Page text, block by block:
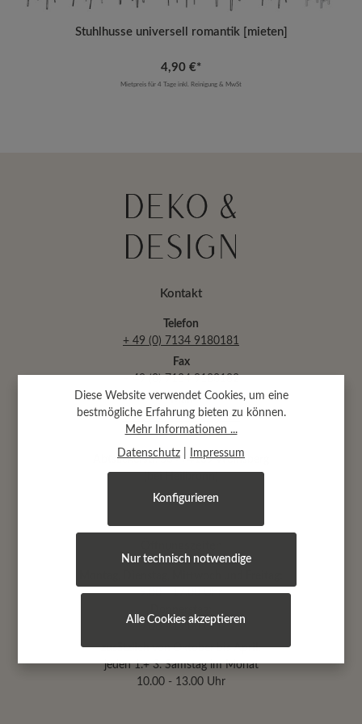
Stuhlhusse universell romantik [mieten]
4,90 €*
Mietpreis für 4 Tage inkl. Reinigung & MwSt
Kontakt
Telefon
+ 49 (0) 7134 9180181
Fax
Mail
info@dekoanddesign.de
Abtsäckerstr. 30 · 74189 Weinsberg
9.00 - 17.00 Uhr
9.00 - 19.00 Uhr
zusätzlich von Oktober bis April:
jeden 1.+ 3. Samstag im Monat
10.00 - 13.00 Uhr
Diese Website verwendet Cookies, um eine
bestmögliche Erfahrung bieten zu können.
Mehr Informationen ...
Datenschutz Impressum
Nur technisch notwendige
Konfigurieren
Alle Cookies akzeptieren